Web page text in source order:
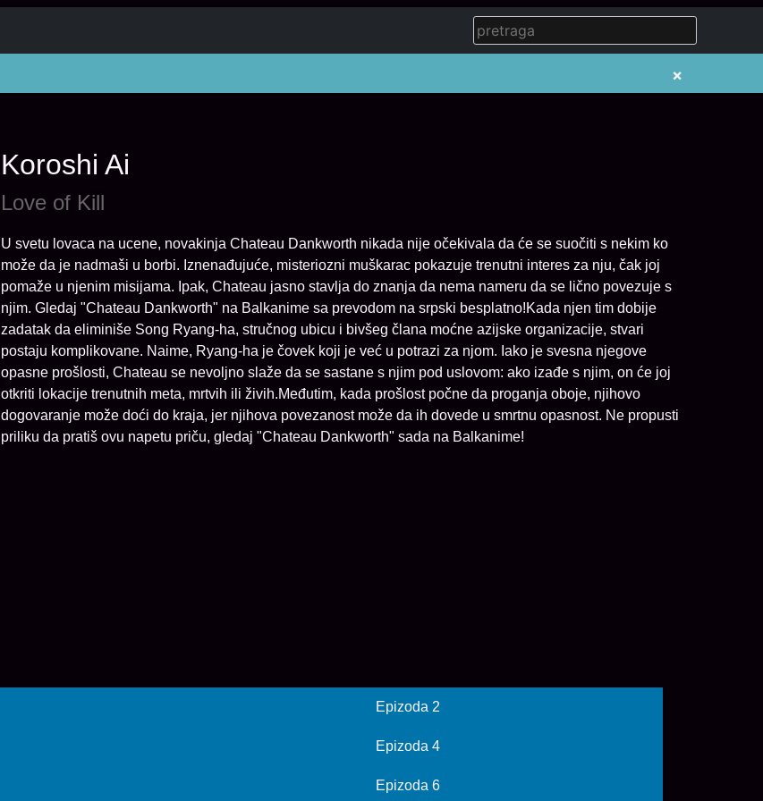
×
Koroshi Ai
Love of Kill
U svetu lovaca na ucene, novakinja Chateau Dankworth nikada nije očekivala da će se suočiti s nekim ko
može da je nadmaši u borbi. Iznenađujuće, misteriozni muškarac pokazuje trenutni interes za nju, čak joj
pomaže u njenim misijama. Ipak, Chateau jasno stavlja do znanja da nema nameru da se lično povezuje s
njim. Gledaj "Chateau Dankworth" na Balkanime sa prevodom na srpski besplatno!Kada njen tim dobije
zadatak da eliminiše Song Ryang-ha, stručnog ubicu i bivšeg člana moćne azijske organizacije, stvari
postaju komplikovane. Naime, Ryang-ha je čovek koji je već u potrazi za njom. Iako je svesna njegove
opasne prošlosti, Chateau se nevoljno slaže da se sastane s njim pod uslovom: ako izađe s njim, on će joj
otkriti lokacije trenutnih meta, mrtvih ili živih.Međutim, kada prošlost počne da proganja oboje, njihovo
dogovaranje može doći do kraja, jer njihova povezanost može da ih dovede u smrtnu opasnost. Ne propusti
priliku da pratiš ovu napetu priču, gledaj "Chateau Dankworth" sada na Balkanime!
Epizoda 2
Epizoda 4
Epizoda 6